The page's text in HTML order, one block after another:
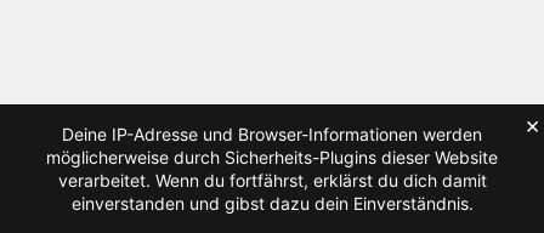
Deine IP-Adresse und Browser-Informationen werden
möglicherweise durch Sicherheits-Plugins dieser Website
verarbeitet. Wenn du fortfährst, erklärst du dich damit
einverstanden und gibst dazu dein Einverständnis.
×